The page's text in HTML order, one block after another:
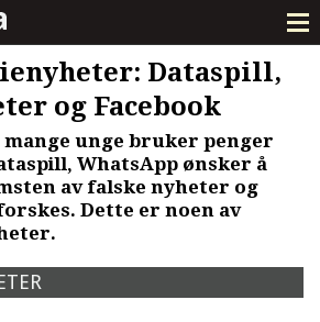
Dataspill,
og Facebook
unge bruker penger
WhatsApp ønsker å
av falske nyheter og
Dette er noen av